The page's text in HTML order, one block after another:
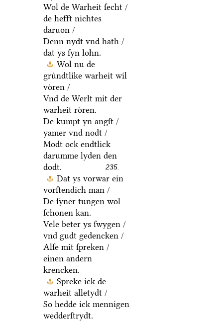
Wol de Warheit ſecht /
de hefft nichtes
daruon /
Denn nydt vnd hath /
dat ys ſyn lohn.
Wol nu de
gruͤndtlike warheit wil
voͤren /
Vnd de Werlt mit der
warheit roͤren.
De kumpt yn angſt /
yamer vnd nodt /
Modt ock endtlick
darumme lyden den
dodt.
235.
Dat ys vorwar ein
vorſtendich man /
De ſyner tungen wol
ſchonen kan.
Vele beter ys ſwygen /
vnd gudt gedencken /
Alſe mit ſpreken /
einen andern
krencken.
Spreke ick de
warheit alletydt /
So hedde ick mennigen
wedderſtrydt.